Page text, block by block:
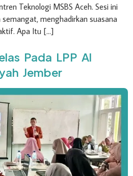
Teknologi MSBS Aceh. Sesi ini
menghadirkan suasana
Apa Itu […]
Pada LPP Al
Jember